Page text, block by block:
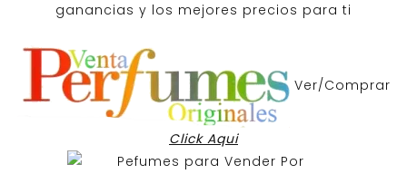
ganancias y los mejores precios para ti
Ver/Comprar
Click Aqui